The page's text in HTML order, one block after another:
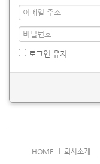
로그인 유지
HOME 회사소개